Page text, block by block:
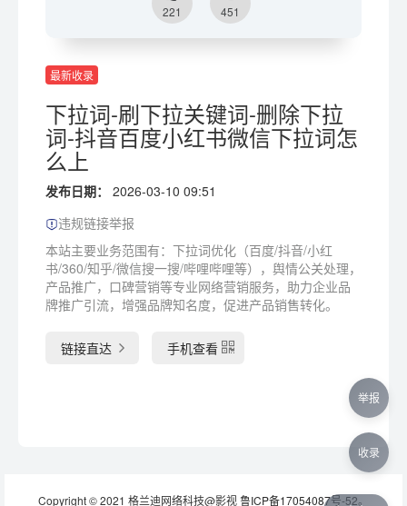
221 451
最新收录
下拉词-刷下拉关键词-删除下拉
词-抖音百度小红书微信下拉词怎
么上
发布日期：
2026-03-10 09:51
违规链接举报
本站主要业务范围有：下拉词优化（百度/抖音/小红
书/360/知乎/微信搜一搜/哔哩哔哩等），舆情公关处理，
产品推广，口碑营销等专业网络营销服务，助力企业品
牌推广引流，增强品牌知名度，促进产品销售转化。
链接直达 手机查看
Copyright © 2021 格兰迪网络科技@影视鲁ICP备17054087号-52。
举报
收录